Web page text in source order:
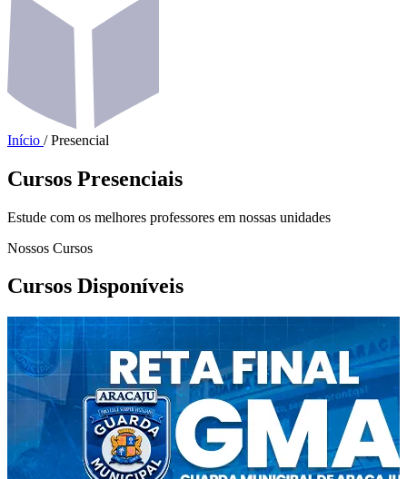
Início / Presencial
Cursos Presenciais
Estude com os melhores professores em nossas unidades
Nossos Cursos
Cursos Disponíveis